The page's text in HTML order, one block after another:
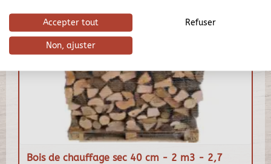
Bois de chauffage sec 40 cm - 2 m3 - 2,7
Accepter tout Refuser
Non, ajuster